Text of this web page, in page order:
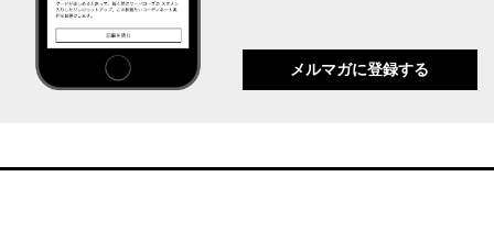
メルマガに登録する